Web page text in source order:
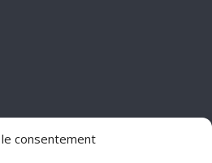
consentement